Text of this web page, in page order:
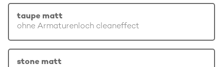
taupe matt
ohne Armaturenloch cleaneffect
stone matt